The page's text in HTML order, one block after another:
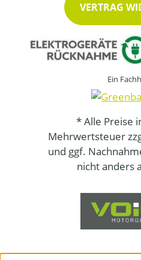
VERTRAG
Ein
* Alle Preise
Mehrwertsteuer
und ggf.
nicht anders